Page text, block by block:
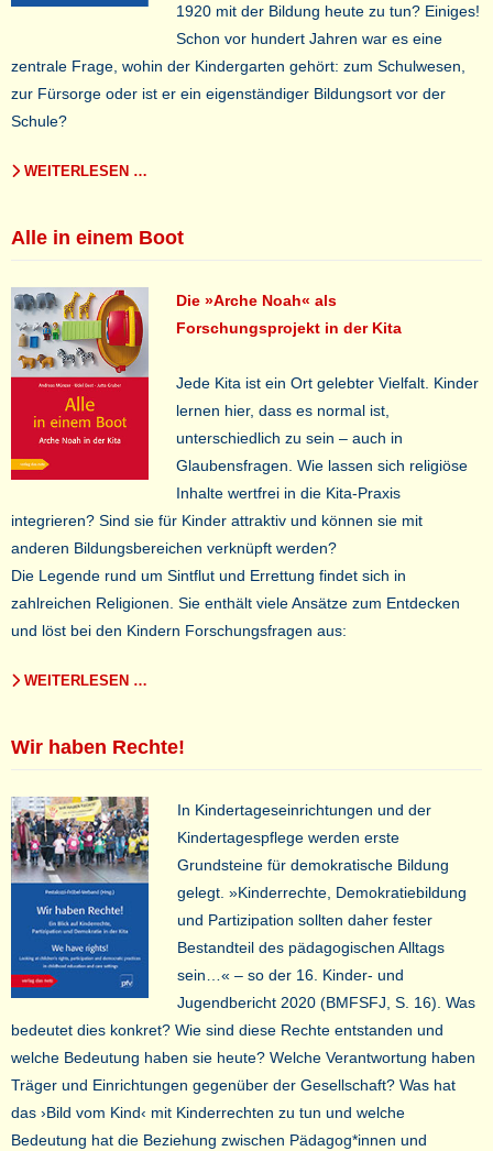
1920 mit der Bildung heute zu tun? Einiges!
Schon vor hundert Jahren war es eine
zentrale Frage, wohin der Kindergarten gehört: zum Schulwesen,
zur Fürsorge oder ist er ein eigenständiger Bildungsort vor der
Schule?
WEITERLESEN …
Alle in einem Boot
Die »Arche Noah« als
Forschungsprojekt in der Kita
Jede Kita ist ein Ort gelebter Vielfalt. Kinder
lernen hier, dass es normal ist,
unterschiedlich zu sein – auch in
Glaubensfragen. Wie lassen sich religiöse
Inhalte wertfrei in die Kita-Praxis
integrieren? Sind sie für Kinder attraktiv und können sie mit
anderen Bildungsbereichen verknüpft werden?
Die Legende rund um Sintflut und Errettung findet sich in
zahlreichen Religionen. Sie enthält viele Ansätze zum Entdecken
und löst bei den Kindern Forschungsfragen aus:
WEITERLESEN …
Wir haben Rechte!
In Kindertageseinrichtungen und der
Kindertagespflege werden erste
Grundsteine für demokratische Bildung
gelegt. »Kinderrechte, Demokratiebildung
und Partizipation sollten daher fester
Bestandteil des pädagogischen Alltags
sein…« – so der 16. Kinder- und
Jugendbericht 2020 (BMFSFJ, S. 16). Was
bedeutet dies konkret? Wie sind diese Rechte entstanden und
welche Bedeutung haben sie heute? Welche Verantwortung haben
Träger und Einrichtungen gegenüber der Gesellschaft? Was hat
das ›Bild vom Kind‹ mit Kinderrechten zu tun und welche
Bedeutung hat die Beziehung zwischen Pädagog*innen und